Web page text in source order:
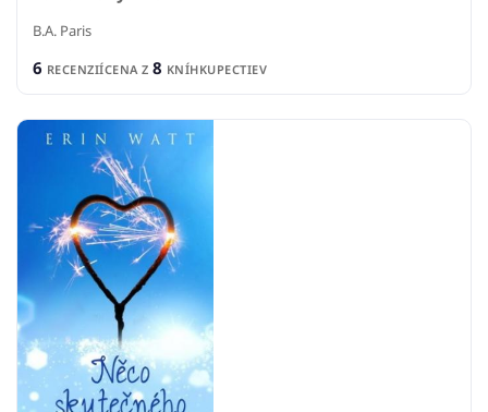
B.A. Paris
6 RECENZIÍCENA Z 8 KNÍHKUPECTIEV